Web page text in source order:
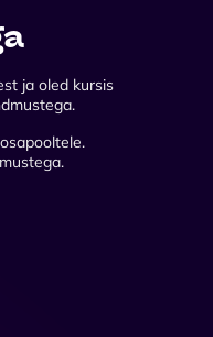
ja oled kursis